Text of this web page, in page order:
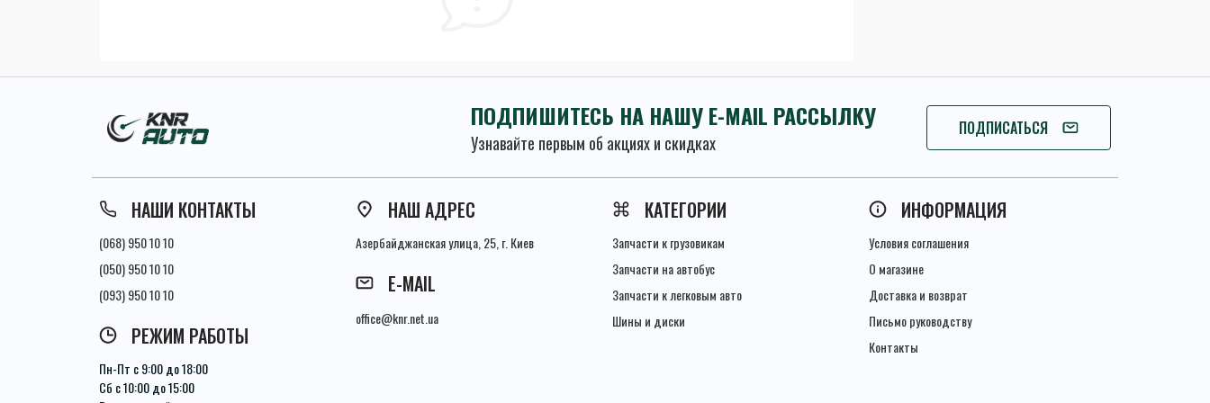
ПОДПИШИТЕСЬ НА НАШУ E-MAIL РАССЫЛКУ
Узнавайте первым об акциях и скидках
ПОДПИСАТЬСЯ
ПОДПИСАТЬСЯ
Условия соглашения
НАШИ КОНТАКТЫ
(068) 950 10 10
(050) 950 10 10
(093) 950 10 10
РЕЖИМ РАБОТЫ
Пн-Пт с 9:00 до 18:00
Сб с 10:00 до 15:00
НАШ АДРЕС
Азербайджанская улица, 25, г. Киев
E-MAIL
office@knr.net.ua
КАТЕГОРИИ
Запчасти к грузовикам
Запчасти на автобус
Запчасти к легковым авто
Шины и диски
ИНФОРМАЦИЯ
Условия соглашения
О магазине
Доставка и возврат
Письмо руководству
Контакты